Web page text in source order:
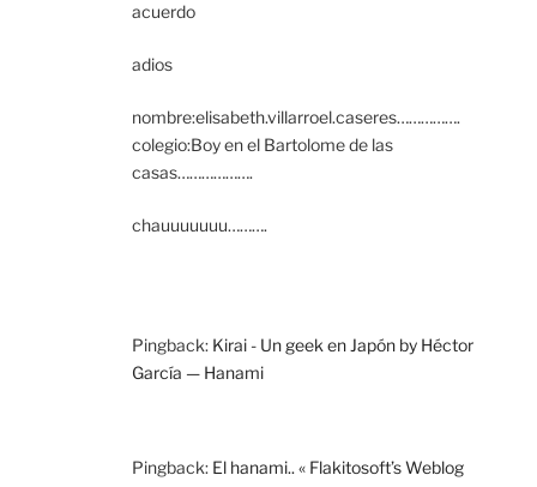
acuerdo
adios
nombre:elisabeth.villarroel.caseres…………….
colegio:Boy en el Bartolome de las
casas……………….
chauuuuuuu……….
Pingback: Kirai - Un geek en Japón by Héctor
García — Hanami
Pingback: El hanami.. « Flakitosoft’s Weblog